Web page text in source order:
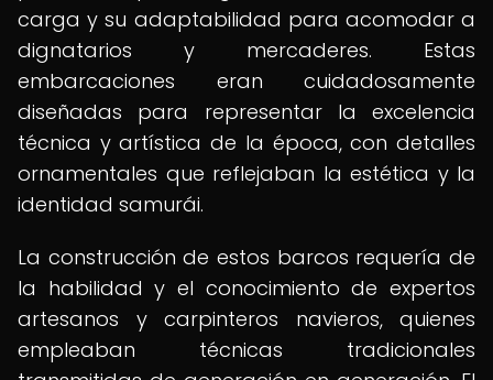
carga y su adaptabilidad para acomodar a
dignatarios y mercaderes. Estas
embarcaciones eran cuidadosamente
diseñadas para representar la excelencia
técnica y artística de la época, con detalles
ornamentales que reflejaban la estética y la
identidad samurái.
La construcción de estos barcos requería de
la habilidad y el conocimiento de expertos
artesanos y carpinteros navieros, quienes
empleaban técnicas tradicionales